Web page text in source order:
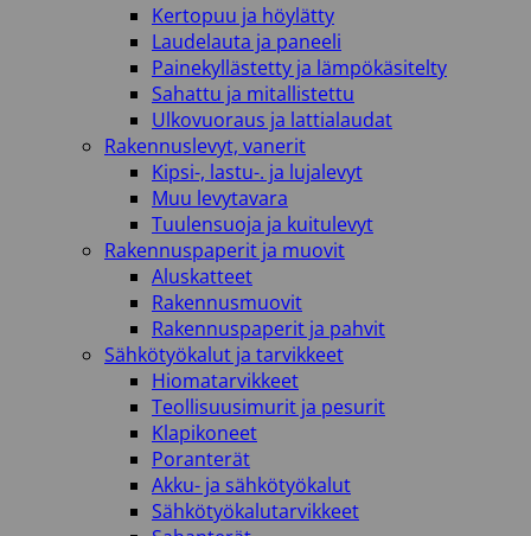
Kertopuu ja höylätty
Laudelauta ja paneeli
Painekyllästetty ja lämpökäsitelty
Sahattu ja mitallistettu
Ulkovuoraus ja lattialaudat
Rakennuslevyt, vanerit
Kipsi-, lastu-. ja lujalevyt
Muu levytavara
Tuulensuoja ja kuitulevyt
Rakennuspaperit ja muovit
Aluskatteet
Rakennusmuovit
Rakennuspaperit ja pahvit
Sähkötyökalut ja tarvikkeet
Hiomatarvikkeet
Teollisuusimurit ja pesurit
Klapikoneet
Poranterät
Akku- ja sähkötyökalut
Sähkötyökalutarvikkeet